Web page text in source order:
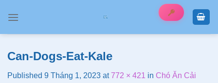
Can-Dogs-Eat-Kale
Published 9 Tháng 1, 2023 at772 × 421 in Chó Ăn Cải